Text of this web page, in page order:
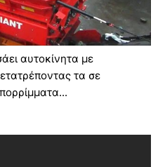
αυτοκίνητα με
τα σε